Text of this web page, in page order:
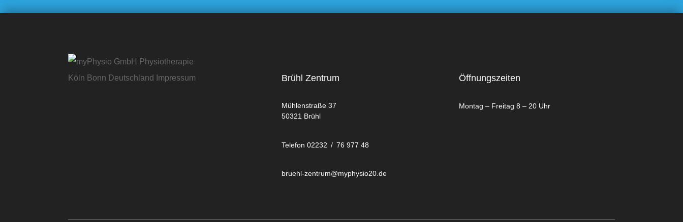
Brühl Zentrum
Mühlenstraße 37
50321 Brühl
Telefon 02232 / 76 977 48
bruehl-zentrum@myphysio20.de
Öffnungszeiten
Montag – Freitag 8 – 20 Uhr